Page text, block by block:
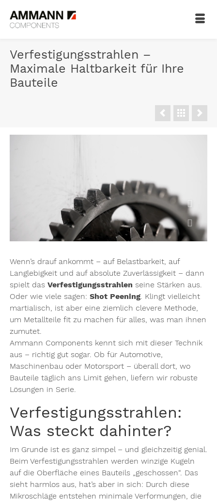
Verfestigungsstrahlen –
Maximale Haltbarkeit für Ihre
Bauteile
Wenn’s drauf ankommt – auf Belastbarkeit, auf
Langlebigkeit und auf absolute Zuverlässigkeit – dann
spielt das Verfestigungsstrahlen seine Stärken aus.
Oder wie viele sagen: Shot Peening. Klingt vielleicht
martialisch, ist aber eine ziemlich clevere Methode,
um Metallteile fit zu machen für alles, was man ihnen
zumutet.
Ammann Components kennt sich mit dieser Technik
aus – richtig gut sogar. Ob für Automotive,
Maschinenbau oder Motorsport – überall dort, wo
Bauteile täglich ans Limit gehen, liefern wir robuste
Lösungen in Serie.
Verfestigungsstrahlen:
Was steckt dahinter?
Im Grunde ist es ganz simpel – und gleichzeitig genial.
Beim Verfestigungsstrahlen werden winzige Kugeln
auf die Oberfläche eines Bauteils „geschossen“. Das
sieht harmlos aus, hat’s aber in sich: Durch diese
Mikroschläge entstehen minimale Verformungen, die